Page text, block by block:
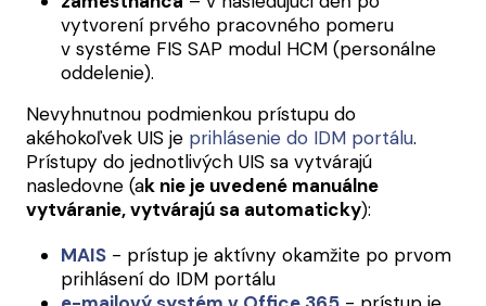
vytvorení prvého pracovného pomeru
v systéme FIS SAP modul HCM (personálne
oddelenie).
Nevyhnutnou podmienkou prístupu do
akéhokoľvek UIS je prihlásenie do IDM portálu.
Prístupy do jednotlivých UIS sa vytvárajú
nasledovne (ak nie je uvedené manuálne
vytváranie, vytvárajú sa automaticky):
MAIS - prístup je aktívny okamžite po prvom
prihlásení do IDM portálu